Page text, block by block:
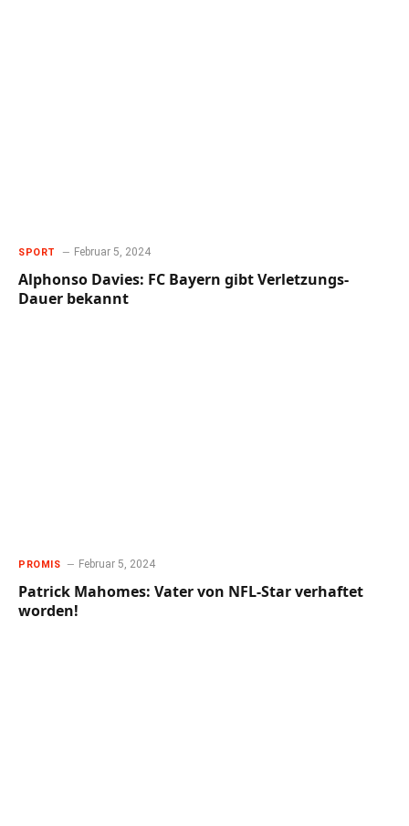
SPORT Februar 5, 2024
Alphonso Davies: FC Bayern gibt Verletzungs-
Dauer bekannt
PROMIS Februar 5, 2024
Patrick Mahomes: Vater von NFL-Star verhaftet
worden!